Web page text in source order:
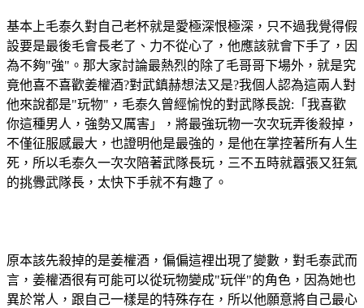
基本上毛泰久對自己老杯就是愛極深恨極深，只不過我覺得假
設要是最後毛會長老了、力不從心了，他應該就會下手了，因
為不夠"強"。那大家討論最熱烈的除了毛哥哥下場外，就是究
竟他喜不喜歡姜權酒?對武鎮赫想法又是?我個人認為這兩人對
他來說都是"玩物"，毛泰久曾經愉悅的對武隊長說:「我喜歡
你這種男人，強勢又厲害」，將最強玩物一次次玩弄後殺掉，
不僅征服感最大，也證明他是最強的，是他在掌控著所有人生
死，所以毛泰久一次次陪著武隊長玩，三不五時就囂張又狂氣
的挑釁武隊長，太快下手就不有趣了。
原本該先殺掉的是姜權酒，偏偏這裡出現了變數，對毛泰武而
言，姜權酒很有可能可以從玩物變成"玩伴"的角色，因為她也
異於常人，跟自己一樣是的特殊存在，所以他願意將自己最心